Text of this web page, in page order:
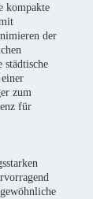
kompakte
der
städtische
zum
für